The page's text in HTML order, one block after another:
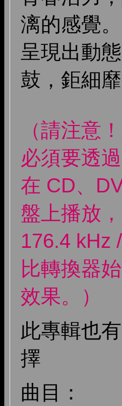
漓的感覺
呈現出動
鼓，鉅細
（請注意
必須要透
在 CD、
盤上播放
176.4 kHz
比轉換器
效果。）
此專輯也有
擇
曲目：